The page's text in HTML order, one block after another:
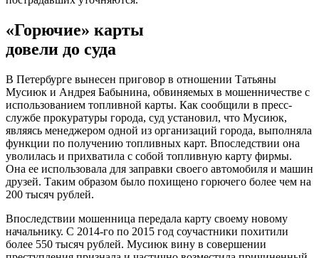
«Горючие» карты
довели до суда
В Петербурге вынесен приговор в отношении Татьяны
Мусиюк и Андрея Бабынина, обвиняемых в мошенничестве с
использованием топливной карты. Как сообщили в пресс-
службе прокуратуры города, суд установил, что Мусиюк,
являясь менеджером одной из организаций города, выполняла
функции по получению топливных карт. Впоследствии она
уволилась и прихватила с собой топливную карту фирмы.
Она ее использовала для заправки своего автомобиля и машин
друзей. Таким образом было похищено горючего более чем на
200 тысяч рублей.
Впоследствии мошенница передала карту своему новому
начальнику. С 2014-го по 2015 год соучастники похитили
более 550 тысяч рублей. Мусиюк вину в совершении